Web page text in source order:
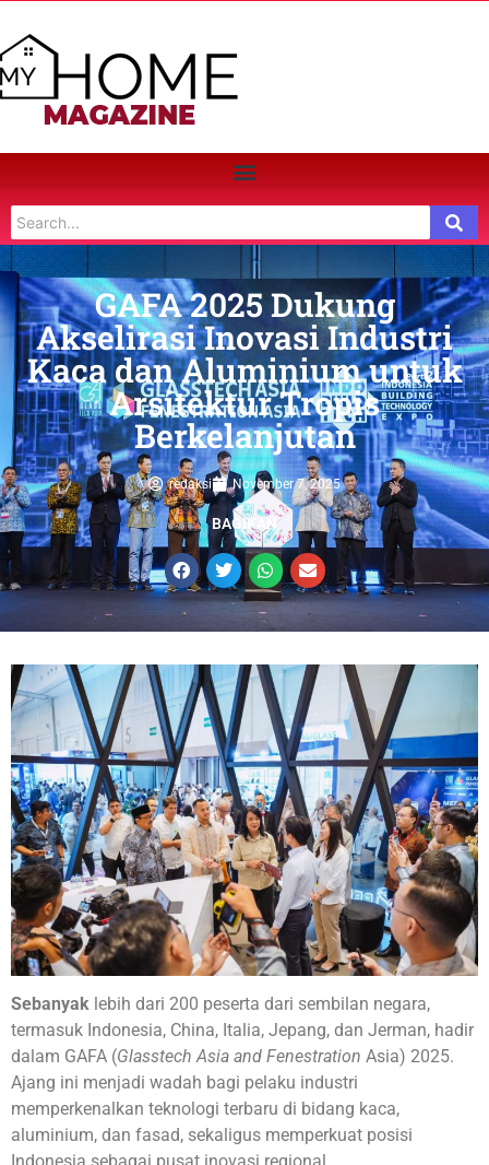
GAFA 2025 Dukung
Akselirasi Inovasi Industri
Kaca dan Aluminium untuk
Arsitektur Tropis
Berkelanjutan
redaksi November 7, 2025
BAGIKAN
Sebanyak lebih dari 200 peserta dari sembilan negara,
termasuk Indonesia, China, Italia, Jepang, dan Jerman, hadir
dalam GAFA (Glasstech Asia and Fenestration Asia) 2025.
Ajang ini menjadi wadah bagi pelaku industri
memperkenalkan teknologi terbaru di bidang kaca,
aluminium, dan fasad, sekaligus memperkuat posisi